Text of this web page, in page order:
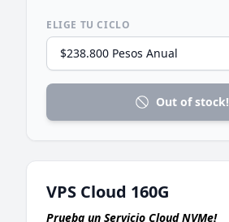
ELIGE TU CICLO
Out of stock!
VPS Cloud 160G
Prueba un Servicio Cloud NVMe!